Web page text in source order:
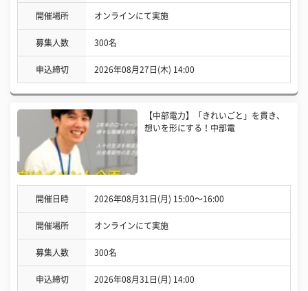
開催場所 オンラインにて実施
募集人数 300名
申込締切 2026年08月27日(木) 14:00
【中部電力】「きれいごと」を貫き、
想いを形にする！中部電
開催日時 2026年08月31日(月) 15:00〜16:00
開催場所 オンラインにて実施
募集人数 300名
申込締切 2026年08月31日(月) 14:00